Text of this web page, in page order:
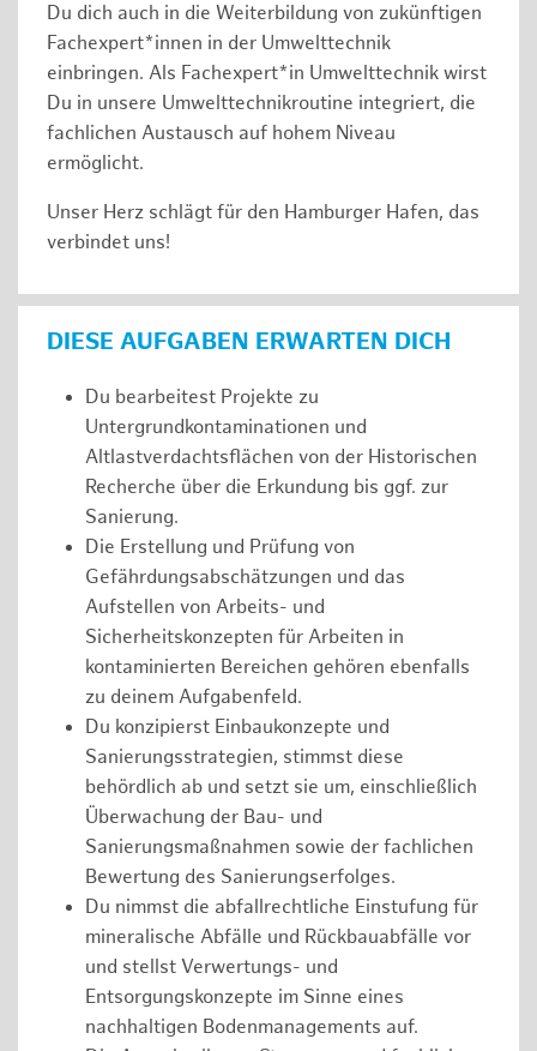
Du dich auch in die Weiterbildung von zukünftigen
Fachexpert*innen in der Umwelttechnik
einbringen. Als Fachexpert*in Umwelttechnik wirst
Du in unsere Umwelttechnikroutine integriert, die
fachlichen Austausch auf hohem Niveau
ermöglicht.
Unser Herz schlägt für den Hamburger Hafen, das
verbindet uns!
DIESE AUFGABEN ERWARTEN DICH
Du bearbeitest Projekte zu
Untergrundkontaminationen und
Altlastverdachtsflächen von der Historischen
Recherche über die Erkundung bis ggf. zur
Sanierung.
Die Erstellung und Prüfung von
Gefährdungsabschätzungen und das
Aufstellen von Arbeits- und
Sicherheitskonzepten für Arbeiten in
kontaminierten Bereichen gehören ebenfalls
zu deinem Aufgabenfeld.
Du konzipierst Einbaukonzepte und
Sanierungsstrategien, stimmst diese
behördlich ab und setzt sie um, einschließlich
Überwachung der Bau- und
Sanierungsmaßnahmen sowie der fachlichen
Bewertung des Sanierungserfolges.
Du nimmst die abfallrechtliche Einstufung für
mineralische Abfälle und Rückbauabfälle vor
und stellst Verwertungs- und
Entsorgungskonzepte im Sinne eines
nachhaltigen Bodenmanagements auf.